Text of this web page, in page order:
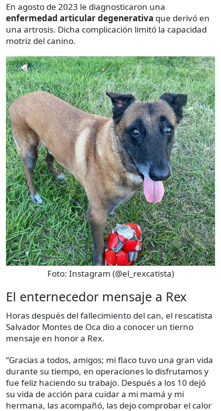
En agosto de 2023 le diagnosticaron una
enfermedad articular degenerativa que derivó en
una artrosis. Dicha complicación limitó la capacidad
motriz del canino.
Foto: Instagram (@el_rexcatista)
El enternecedor mensaje a Rex
Horas después del fallecimiento del can, el rescatista
Salvador Montes de Oca dio a conocer un tierno
mensaje en honor a Rex.
“Gracias a todos, amigos; mi flaco tuvo una gran vida
durante su tiempo, en operaciones lo disfrutamos y
fue feliz haciendo su trabajo. Después a los 10 dejó
su vida de acción para cuidar a mi mamá y mi
hermana, las acompañó, las dejo comprobar el calor